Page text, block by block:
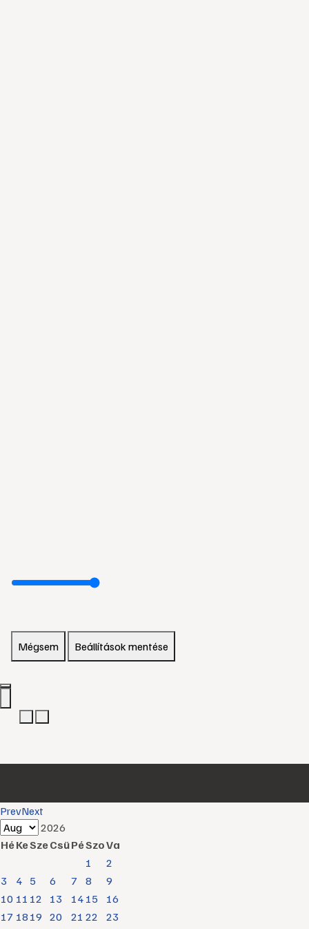
Mégsem Beállítások mentése
PrevNext
2026
HéKeSzeCsüPéSzoVa
1
2
3
4 5 6 7 8
9
10 11 12 13 14 15
16
17 18 19 20 21 22
23